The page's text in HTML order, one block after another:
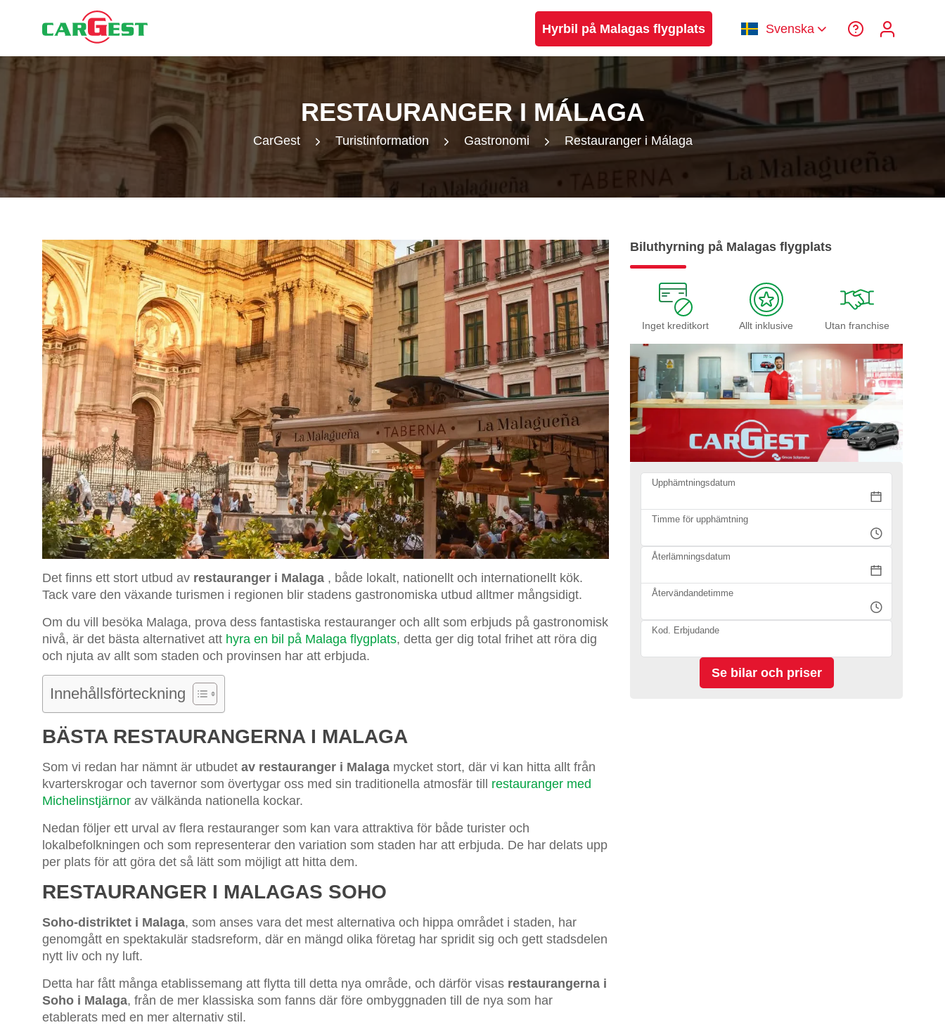
Hyrbil på Malagas flygplats Svenska
RESTAURANGER I MÁLAGA
CarGest Turistinformation Gastronomi Restauranger i Málaga
Det finns ett stort utbud av restauranger i Malaga , både lokalt, nationellt och internationellt kök.
Tack vare den växande turismen i regionen blir stadens gastronomiska utbud alltmer mångsidigt.
Om du vill besöka Malaga, prova dess fantastiska restauranger och allt som erbjuds på gastronomisk
nivå, är det bästa alternativet att hyra en bil på Malaga flygplats, detta ger dig total frihet att röra dig
och njuta av allt som staden och provinsen har att erbjuda.
Innehållsförteckning
BÄSTA RESTAURANGERNA I MALAGA
Som vi redan har nämnt är utbudet av restauranger i Malaga mycket stort, där vi kan hitta allt från
kvarterskrogar och tavernor som övertygar oss med sin traditionella atmosfär till restauranger med
Michelinstjärnor av välkända nationella kockar.
Nedan följer ett urval av flera restauranger som kan vara attraktiva för både turister och
lokalbefolkningen och som representerar den variation som staden har att erbjuda. De har delats upp
per plats för att göra det så lätt som möjligt att hitta dem.
RESTAURANGER I MALAGAS SOHO
Soho-distriktet i Malaga, som anses vara det mest alternativa och hippa området i staden, har
genomgått en spektakulär stadsreform, där en mängd olika företag har spridit sig och gett stadsdelen
nytt liv och ny luft.
Detta har fått många etablissemang att flytta till detta nya område, och därför visas restaurangerna i
Soho i Malaga, från de mer klassiska som fanns där före ombyggnaden till de nya som har
etablerats med en mer alternativ stil.
Biluthyrning på Malagas flygplats
Inget kreditkort Allt inklusive Utan franchise
Upphämtningsdatum
Timme för upphämtning
Återlämningsdatum
Återvändandetimme
Kod. Erbjudande